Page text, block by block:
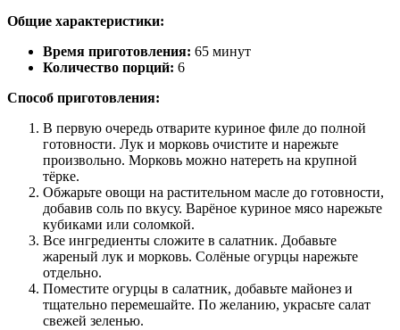
Общие характеристики:
Время приготовления: 65 минут
Количество порций: 6
Способ приготовления:
В первую очередь отварите куриное филе до полной
готовности. Лук и морковь очистите и нарежьте
произвольно. Морковь можно натереть на крупной
тёрке.
Обжарьте овощи на растительном масле до готовности,
добавив соль по вкусу. Варёное куриное мясо нарежьте
кубиками или соломкой.
Все ингредиенты сложите в салатник. Добавьте
жареный лук и морковь. Солёные огурцы нарежьте
отдельно.
Поместите огурцы в салатник, добавьте майонез и
тщательно перемешайте. По желанию, украсьте салат
свежей зеленью.